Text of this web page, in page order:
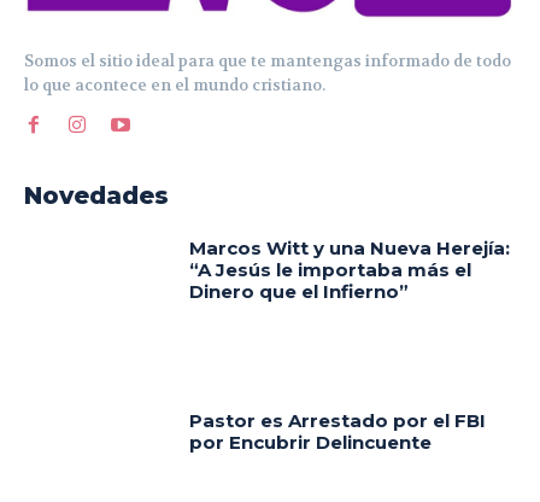
Somos el sitio ideal para que te mantengas informado de todo
lo que acontece en el mundo cristiano.
Novedades
Marcos Witt y una Nueva Herejía:
“A Jesús le importaba más el
Dinero que el Infierno”
Pastor es Arrestado por el FBI
por Encubrir Delincuente